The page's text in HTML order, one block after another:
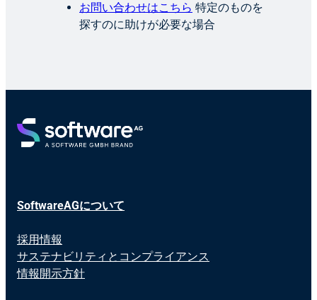
お問い合わせはこちら 特定のものを
探すのに助けが必要な場合
SoftwareAGについて
採用情報
サステナビリティとコンプライアンス
情報開示方針